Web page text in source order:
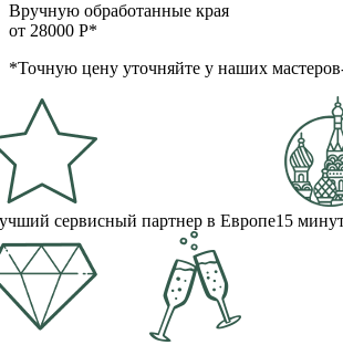
Вручную обработанные края
от 28000 Р*
*Точную цену уточняйте у наших
сервисный партнер в Европе15